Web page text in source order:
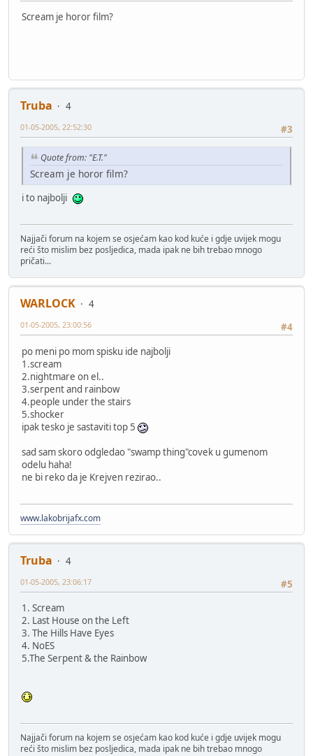
Scream je horor film?
Truba
4
#3
01-05-2005, 22:52:30
Quote from: "E.T."
Scream je horor film?
i to najbolji
Najjači forum na kojem se osjećam kao kod kuće i gdje uvijek mogu
reći što mislim bez posljedica, mada ipak ne bih trebao mnogo
pričati...
WARLOCK
4
#4
01-05-2005, 23:00:56
po meni po mom spisku ide najbolji
1.scream
2.nightmare on el..
3.serpent and rainbow
4.people under the stairs
5.shocker
ipak tesko je sastaviti top 5
sad sam skoro odgledao "swamp thing"covek u gumenom
odelu haha!
ne bi reko da je Krejven rezirao..
www.lakobrijafx.com
Truba
4
#5
01-05-2005, 23:06:17
1. Scream
2. Last House on the Left
3. The Hills Have Eyes
4. NoES
5.The Serpent & the Rainbow
Najjači forum na kojem se osjećam kao kod kuće i gdje uvijek mogu
reći što mislim bez posljedica, mada ipak ne bih trebao mnogo